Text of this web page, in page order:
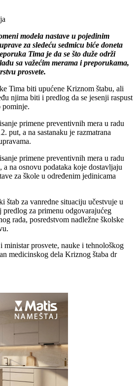
modela nastave u pojedinim
za sledeću sedmicu biće doneta
Tima je da se što duže održi
sa važećim merama i preporukama,
prosvete.
Tima biti upućene Kriznom štabu, ali
njima biti i predlog da se jesenji raspust
pominje.
primene preventivnih mera u radu
put, a na sastanaku je razmatrana
primene preventivnih mera u radu
na osnovu podataka koje dostavljaju
za škole u određenim jedinicama
štab za vanredne situaciju učestvuje u
za primenu odgovarajućeg
rada, posredstvom nadležne školske
ministar prosvete, nauke i tehnološkog
medicinskog dela Kriznog štaba dr